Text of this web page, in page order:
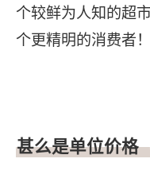
个较鲜为人知的超
个更精明的消费者！
甚么是单位价格